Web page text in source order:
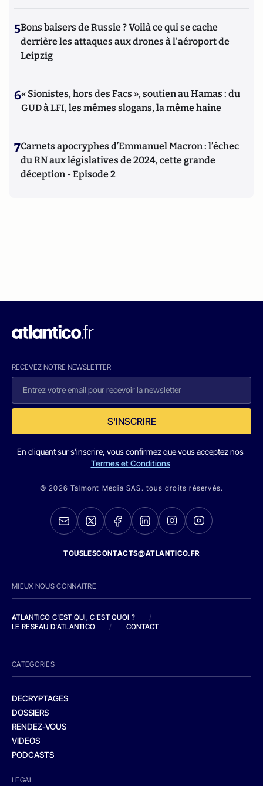
5Bons baisers de Russie ? Voilà ce qui se cache
derrière les attaques aux drones à l'aéroport de
Leipzig
6« Sionistes, hors des Facs », soutien au Hamas : du
GUD à LFI, les mêmes slogans, la même haine
7Carnets apocryphes d’Emmanuel Macron : l’échec
du RN aux législatives de 2024, cette grande
déception - Episode 2
RECEVEZ NOTRE NEWSLETTER
S'INSCRIRE
En cliquant sur s'inscrire, vous confirmez que vous acceptez nos
Termes et Conditions
© 2026 Talmont Media SAS. tous droits réservés.
TOUSLESCONTACTS@ATLANTICO.FR
MIEUX NOUS CONNAITRE
ATLANTICO C'EST QUI, C'EST QUOI ?
/
LE RESEAU D'ATLANTICO
/ CONTACT
CATEGORIES
DECRYPTAGES
DOSSIERS
RENDEZ-VOUS
VIDEOS
PODCASTS
LEGAL